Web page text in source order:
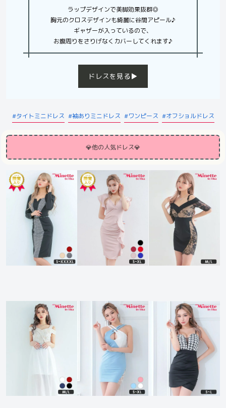
ラップデザインで美脚効果抜群◎
胸元のクロスデザインも綺麗に谷間アピール♪
ギャザーが入っているので、
お腹周りをさりげなくカバーしてくれます♪
ドレスを見る▶︎
タイトミニドレス 袖ありミニドレス ワンピース オフショルドレス
💎他の人気ドレス💎